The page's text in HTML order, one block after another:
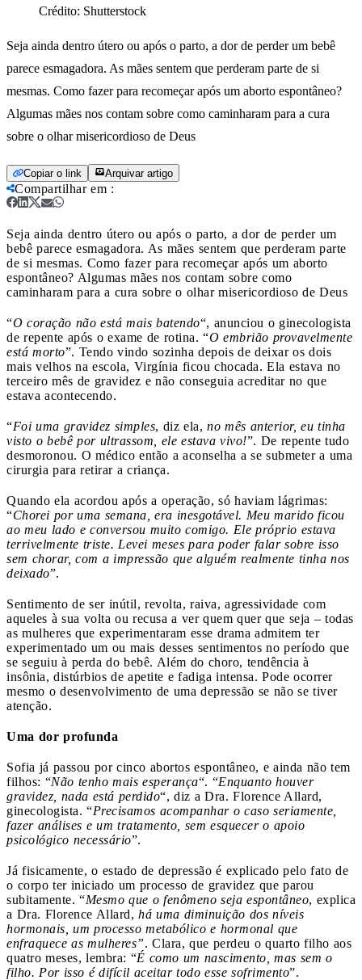
Crédito: Shutterstock
Seja ainda dentro útero ou após o parto, a dor de perder um bebê
parece esmagadora. As mães sentem que perderam parte de si
mesmas. Como fazer para recomeçar após um aborto espontâneo?
Algumas mães nos contam sobre como caminharam para a cura
sobre o olhar misericordioso de Deus
Copiar o link Arquivar artigo
Compartilhar em :
Seja ainda dentro útero ou após o parto, a dor de perder um
bebê parece esmagadora. As mães sentem que perderam parte
de si mesmas. Como fazer para recomeçar após um aborto
espontâneo? Algumas mães nos contam sobre como
caminharam para a cura sobre o olhar misericordioso de Deus
“O coração não está mais batendo“, anunciou o ginecologista
de repente após o exame de rotina. “O embrião provavelmente
está morto”. Tendo vindo sozinha depois de deixar os dois
mais velhos na escola, Virgínia ficou chocada. Ela estava no
terceiro mês de gravidez e não conseguia acreditar no que
estava acontecendo.
“Foi uma gravidez simples, diz ela, no mês anterior, eu tinha
visto o bebê por ultrassom, ele estava vivo!”. De repente tudo
desmoronou. O médico então a aconselha a se submeter a uma
cirurgia para retirar a criança.
Quando ela acordou após a operação, só haviam lágrimas:
“Chorei por uma semana, era inesgotável. Meu marido ficou
ao meu lado e conversou muito comigo. Ele próprio estava
terrivelmente triste. Levei meses para poder falar sobre isso
sem chorar, com a impressão que alguém realmente tinha nos
deixado”.
Sentimento de ser inútil, revolta, raiva, agressividade com
aqueles à sua volta ou recusa a ver quem quer que seja – todas
as mulheres que experimentaram esse drama admitem ter
experimentado um ou mais desses sentimentos no período que
se seguiu à perda do bebê. Além do choro, tendência à
insônia, distúrbios de apetite e fadiga intensa. Pode ocorrer
mesmo o desenvolvimento de uma depressão se não se tiver
atenção.
Uma dor profunda
Sofia já passou por cinco abortos espontâneo, e ainda não tem
filhos: “Não tenho mais esperança“. “Enquanto houver
gravidez, nada está perdido“, diz a Dra. Florence Allard,
ginecologista. “Precisamos acompanhar o caso seriamente,
fazer análises e um tratamento, sem esquecer o apoio
psicológico necessário”.
Já fisicamente, o estado de depressão é explicado pelo fato de
o corpo ter iniciado um processo de gravidez que parou
subitamente. “Mesmo que o fenômeno seja espontâneo, explica
a Dra. Florence Allard, há uma diminuição dos níveis
hormonais, um processo metabólico e hormonal que
enfraquece as mulheres”. Clara, que perdeu o quarto filho aos
quatro meses, lembra: “É como um nascimento, mas sem o
filho. Por isso é difícil aceitar todo esse sofrimento”.